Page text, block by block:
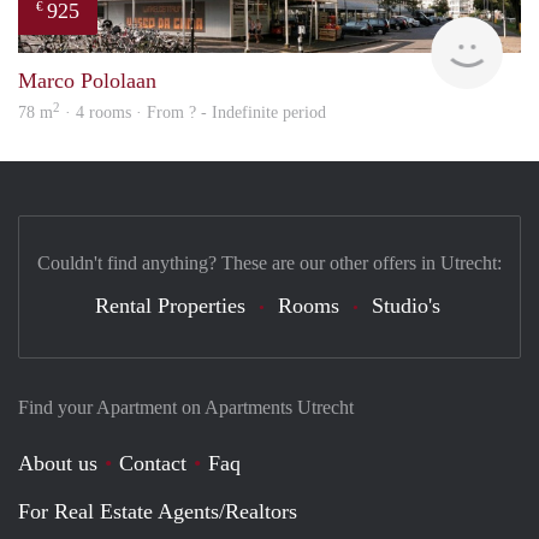
€ 925
Marco Pololaan
78 m2 · 4 rooms · From ? - Indefinite period
Find your Apartment on Apartments Utrecht
About us Contact
Faq
For Real Estate Agents/Realtors
Couldn't find anything? These are our other offers in Utrecht:
Rental Properties Rooms Studio's